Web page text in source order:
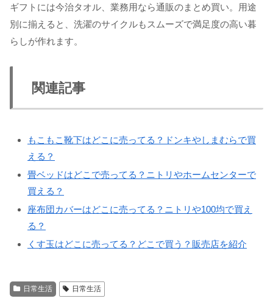
ギフトには今治タオル、業務用なら通販のまとめ買い。用途
別に揃えると、洗濯のサイクルもスムーズで満足度の高い暮
らしが作れます。
関連記事
もこもこ靴下はどこに売ってる？ドンキやしまむらで買
える？
畳ベッドはどこで売ってる？ニトリやホームセンターで
買える？
座布団カバーはどこに売ってる？ニトリや100均で買え
る？
くす玉はどこに売ってる？どこで買う？販売店を紹介
日常生活 日常生活